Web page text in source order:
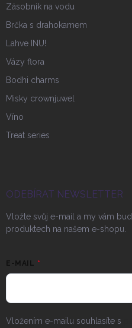
Zásobnik na vodu
Brčka s drahokamem
Lahve INU!
Vázy flora
Bodhi charms
Misky crownjuwel
Víno
Treat series
ODEBÍRAT NEWSLETTER
Vložte svůj e-mail a my vám
produktech na našem e-shopu.
E-MAIL
Vložením e-mailu souhlasíte s